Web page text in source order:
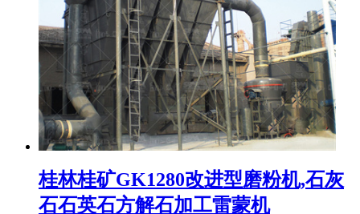
桂林桂矿GK1280改进型磨粉机,石灰
石石英石方解石加工雷蒙机